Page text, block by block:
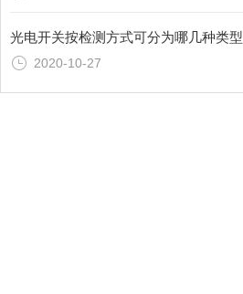
光电开关按检测方式可分为哪几种类型
2020-10-27